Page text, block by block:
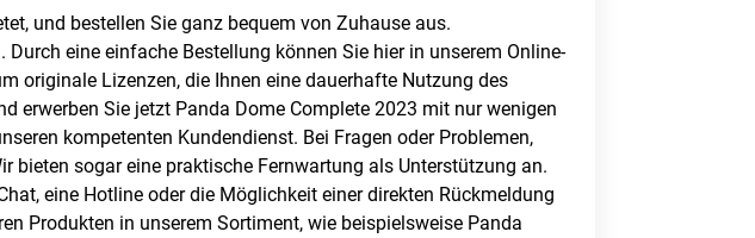
und bestellen Sie ganz bequem von Zuhause aus.
eine einfache Bestellung können Sie hier in unserem Online-
originale Lizenzen, die Ihnen eine dauerhafte Nutzung des
erwerben Sie jetzt Panda Dome Complete 2023 mit nur wenigen
kompetenten Kundendienst. Bei Fragen oder Problemen,
bieten sogar eine praktische Fernwartung als Unterstützung an.
eine Hotline oder die Möglichkeit einer direkten Rückmeldung
Produkten in unserem Sortiment, wie beispielsweise Panda